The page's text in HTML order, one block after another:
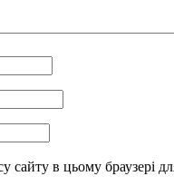
сайту в цьому браузері